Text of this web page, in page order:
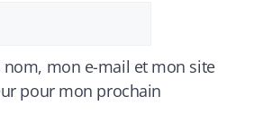
nom, mon e-mail et mon site
pour mon prochain